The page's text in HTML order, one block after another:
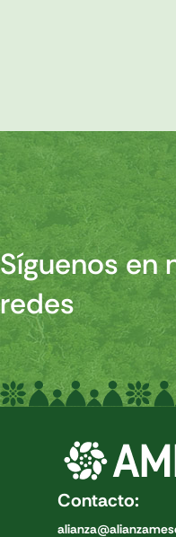
Síguenos en
redes
Contacto: